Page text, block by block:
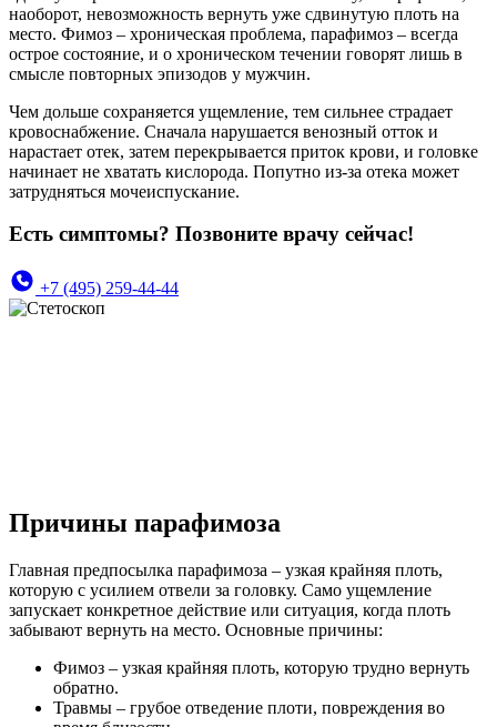
наоборот, невозможность вернуть уже сдвинутую плоть на
место. Фимоз – хроническая проблема, парафимоз – всегда
острое состояние, и о хроническом течении говорят лишь в
смысле повторных эпизодов у мужчин.
Чем дольше сохраняется ущемление, тем сильнее страдает
кровоснабжение. Сначала нарушается венозный отток и
нарастает отек, затем перекрывается приток крови, и головке
начинает не хватать кислорода. Попутно из-за отека может
затрудняться мочеиспускание.
Есть симптомы? Позвоните врачу сейчас!
+7 (495) 259-44-44
Причины парафимоза
Главная предпосылка парафимоза – узкая крайняя плоть,
которую с усилием отвели за головку. Само ущемление
запускает конкретное действие или ситуация, когда плоть
забывают вернуть на место. Основные причины:
Фимоз – узкая крайняя плоть, которую трудно вернуть
обратно.
Травмы – грубое отведение плоти, повреждения во